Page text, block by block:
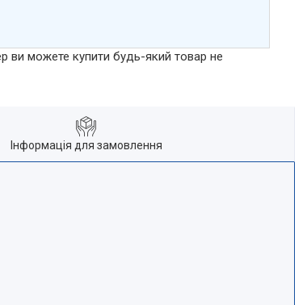
ви можете купити будь-який товар не
Інформація для замовлення